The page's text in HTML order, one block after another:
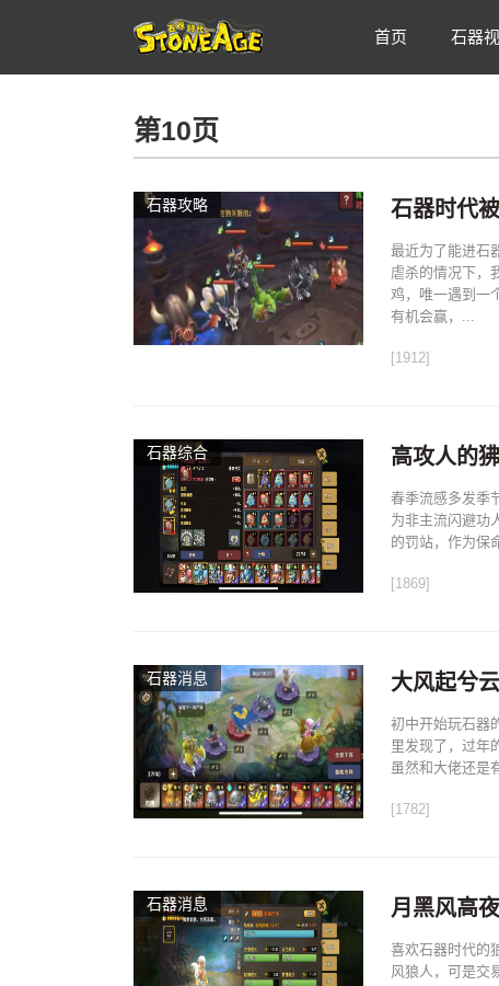
首页 石器
第10页
石器攻略 石器时代
最近为了能进石
虐杀的情况下，
鸡，唯一遇到一
有机会赢，...
[1912]
石器综合 高攻人的
春季流感多发季
为非主流闪避功
的罚站，作为保
[1869]
石器消息 大风起兮
初中开始玩石器
里发现了，过年
虽然和大佬还是
[1782]
石器消息 月黑风高
喜欢石器时代的
风狼人，可是交